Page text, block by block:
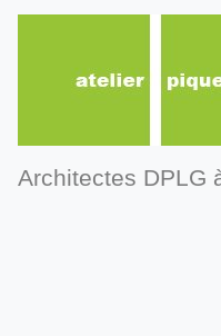
Architectes DPLG